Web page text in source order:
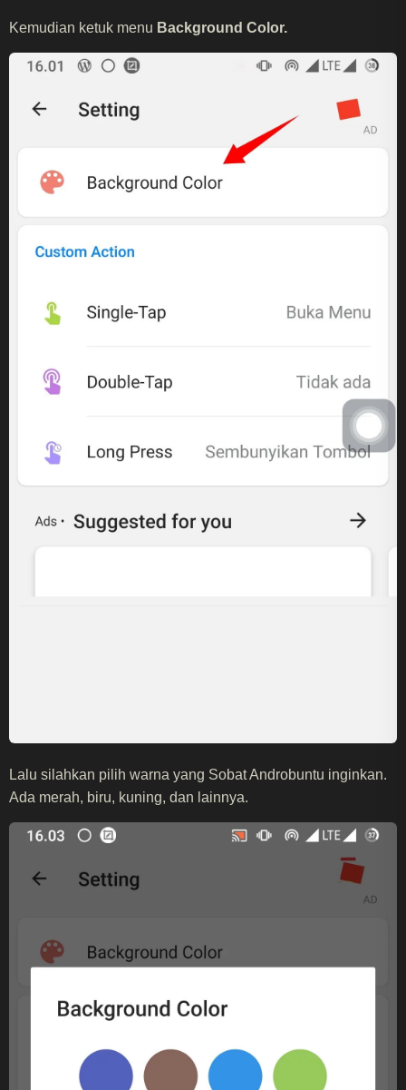
Kemudian ketuk menu Background Color.
Lalu silahkan pilih warna yang Sobat Androbuntu inginkan.
Ada merah, biru, kuning, dan lainnya.